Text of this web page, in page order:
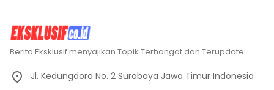
Berita Eksklusif menyajikan Topik Terhangat dan Terupdate
Jl. Kedungdoro No. 2 Surabaya Jawa Timur Indonesia